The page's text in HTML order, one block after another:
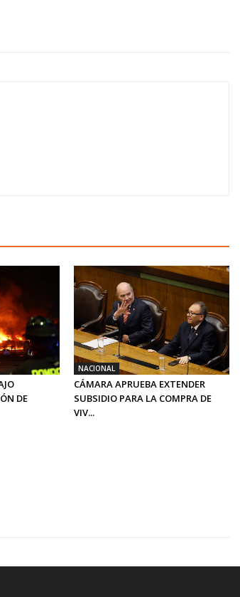
DE
NACIONAL
CÁMARA APRUEBA EXTENDER
SUBSIDIO PARA LA COMPRA DE
VIV...